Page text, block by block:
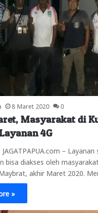
8 Maret 2020 0
Masyarakat di
4G
JAGATPAPUA.com – Layanan
bisa diakses oleh
akhir Maret 2020.
»